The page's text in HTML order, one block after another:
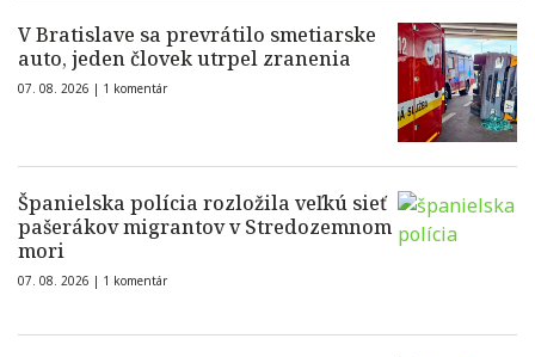
V Bratislave sa prevrátilo smetiarske
auto, jeden človek utrpel zranenia
07. 08. 2026 | 1 komentár
Španielska polícia rozložila veľkú sieť
pašerákov migrantov v Stredozemnom
mori
07. 08. 2026 | 1 komentár